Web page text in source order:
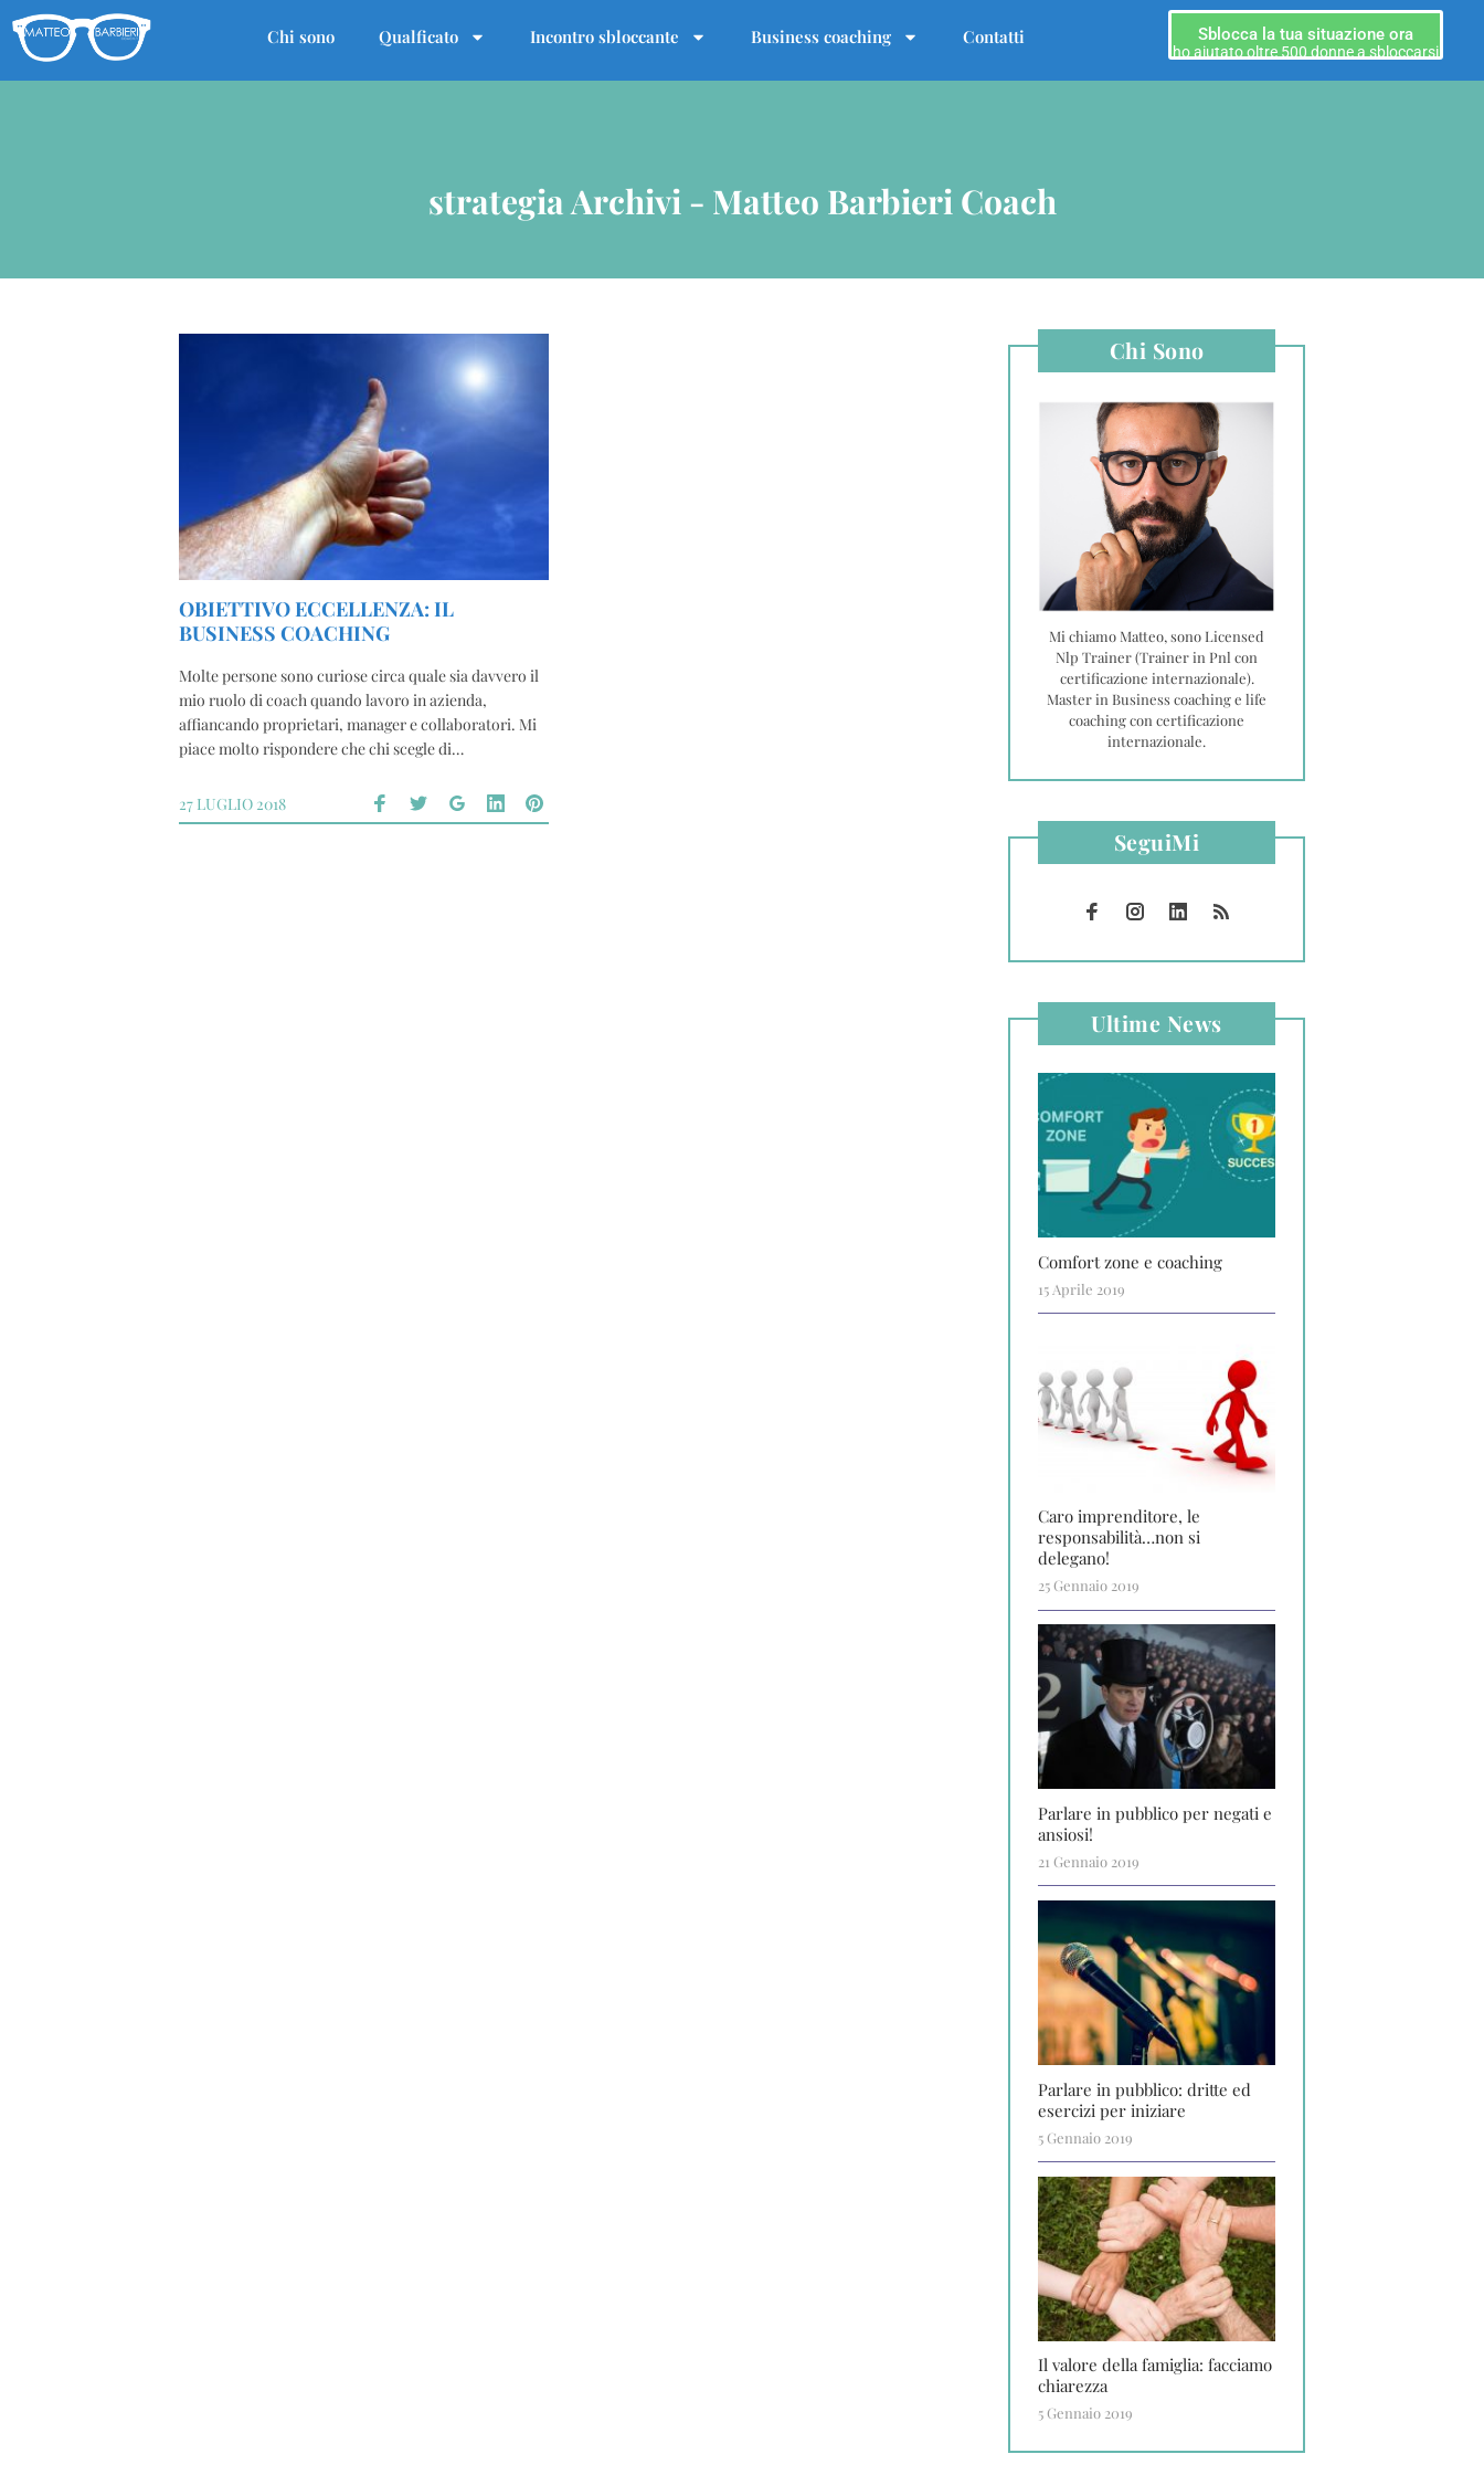
Chi sono Qualficato Incontro sbloccante Business coaching Contatti Sblocca la tua situazione ora
ho aiutato oltre 500 donne a sbloccarsi
strategia Archivi - Matteo Barbieri Coach
OBIETTIVO ECCELLENZA: IL
BUSINESS COACHING
Molte persone sono curiose circa quale sia davvero il
mio ruolo di coach quando lavoro in azienda,
affiancando proprietari, manager e collaboratori. Mi
piace molto rispondere che chi scegle di…
27 LUGLIO 2018
Chi Sono
Mi chiamo Matteo, sono Licensed
Nlp Trainer (Trainer in Pnl con
certificazione internazionale).
Master in Business coaching e life
coaching con certificazione
internazionale.
SeguiMi
Ultime News
Comfort zone e coaching
15 Aprile 2019
Caro imprenditore, le
responsabilità…non si
delegano!
25 Gennaio 2019
Parlare in pubblico per negati e
ansiosi!
21 Gennaio 2019
Parlare in pubblico: dritte ed
esercizi per iniziare
5 Gennaio 2019
Il valore della famiglia: facciamo
chiarezza
5 Gennaio 2019